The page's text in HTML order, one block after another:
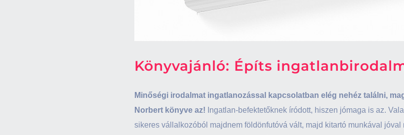
Könyvajánló: Építs
Minőségi irodalmat ingatlanozással kapcsolatban elég nehéz találni,
Norbert könyve az! Ingatlan-befektetőknek íródott, hiszen jómaga is az.
sikeres vállalkozóból majdnem földönfutóvá vált, majd kitartó munkával